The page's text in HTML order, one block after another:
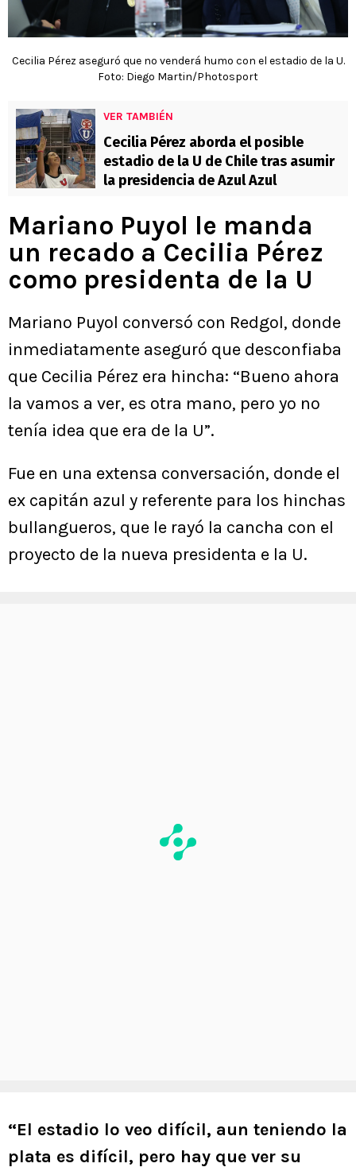
Cecilia Pérez aseguró que no venderá humo con el estadio de la U.
Foto: Diego Martin/Photosport
VER TAMBIÉN
Cecilia Pérez aborda el posible
estadio de la U de Chile tras asumir
la presidencia de Azul Azul
Mariano Puyol le manda
un recado a Cecilia Pérez
como presidenta de la U
Mariano Puyol conversó con Redgol, donde
inmediatamente aseguró que desconfiaba
que Cecilia Pérez era hincha: “Bueno ahora
la vamos a ver, es otra mano, pero yo no
tenía idea que era de la U”.
Fue en una extensa conversación, donde el
ex capitán azul y referente para los hinchas
bullangueros, que le rayó la cancha con el
proyecto de la nueva presidenta e la U.
“El estadio lo veo difícil, aun teniendo la
plata es difícil, pero hay que ver su